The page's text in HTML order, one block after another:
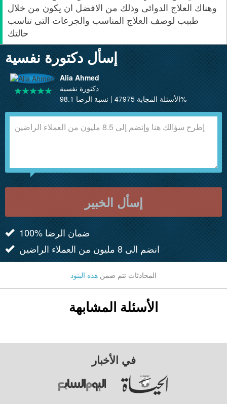
وهناك العلاج الدوائى وذلك من الافضل ان يكون من خلال
طبيب لوصف العلاج المناسب والجرعات التى تناسب
حالتك
إسأل دكتورة نفسية
Alia Ahmed
دكتورة نفسية
الأسئلة المجابة 47975 | نسبة الرضا 98.1%
إسأل الخبير
100% ضمان الرضا
انضم الى 8 مليون من العملاء الراضين
المحادثات تتم ضمن هذه البنود
الأسئلة المشابهة
في الأخبار